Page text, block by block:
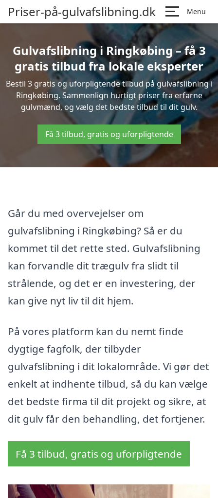
Priser-på-gulvafslibning.dk Menu
Gulvafslibning i Ringkøbing – få 3
gratis tilbud fra lokale eksperter
Bestil 3 gratis og uforpligtende tilbud på gulvafslibning i
Ringkøbing. Sammenlign hurtigt priser fra erfarne
gulvmænd, og vælg det bedste tilbud til dit gulv.
Få 3 tilbud, gratis og uforpligtende
Går du med overvejelser om
gulvafslibning i Ringkøbing? Så er du
kommet til det rette sted. Gulvafslibning
kan forvandle dit trægulv fra slidt til
strålende, og det er en investering, der
kan give nyt liv til dit hjem.
På vores platform kan du nemt finde
dygtige fagfolk, der tilbyder
gulvafslibning i dit lokalområde. Vi gør det
enkelt at indhente tilbud, så du kan vælge
det bedste firma til dit projekt og sikre, at
dit gulv får den behandling, det fortjener.
Få 3 tilbud, gratis og uforpligtende